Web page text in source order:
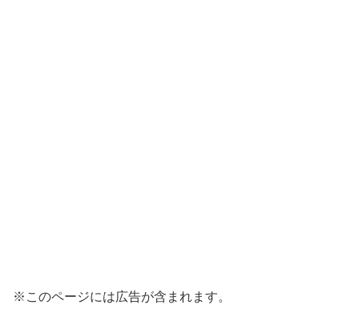
※このページには広告が含まれます。